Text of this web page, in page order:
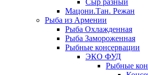
Сыр разный
Мацони.Тан. Режан
Рыба из Армении
Рыба Охлажденная
Рыба Замороженная
Рыбные консервации
ЭКО ФУД
Рыбные